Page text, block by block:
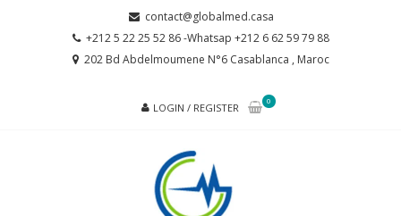
contact@globalmed.casa
+212 5 22 25 52 86 -Whatsap +212 6 62 59 79 88
202 Bd Abdelmoumene N°6 Casablanca , Maroc
LOGIN / REGISTER
0